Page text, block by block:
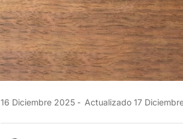
16 Diciembre 2025 Actualizado 17